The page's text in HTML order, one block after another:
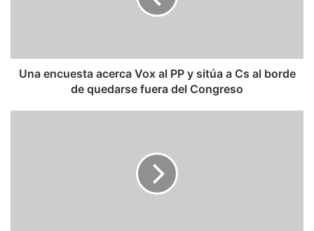
a
CsUna encuesta acerca Vox al PP y sitúa a Cs al borde
de quedarse fuera del Congreso